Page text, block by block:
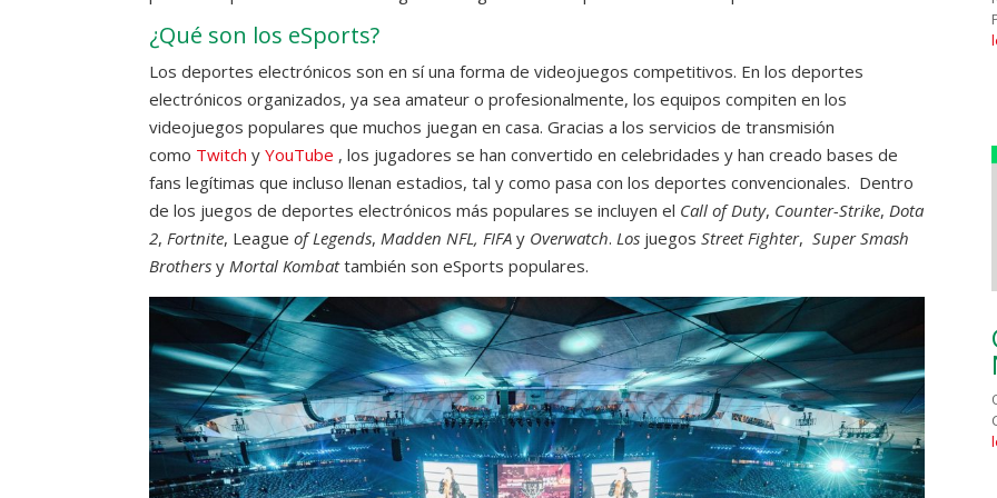
¿Qué son los eSports?
Los deportes electrónicos son en sí una forma de videojuegos competitivos. En los deportes
electrónicos organizados, ya sea amateur o profesionalmente, los equipos compiten en los
videojuegos populares que muchos juegan en casa. Gracias a los servicios de transmisión
como Twitch yYouTube , los jugadores se han convertido en celebridades y han creado bases de
fans legítimas que incluso llenan estadios, tal y como pasa con los deportes convencionales. Dentro
de los juegos de deportes electrónicos más populares se incluyen el Call of Duty, Counter-Strike,Dota
2,Fortnite, Leagueof Legends,Madden NFL, FIFAy Overwatch.Los juegosStreet Fighter,Super Smash
BrothersyMortal Kombattambién son eSports populares.